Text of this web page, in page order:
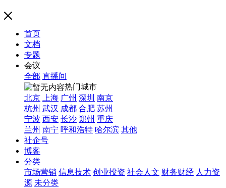
首页
文档
专题
会议
全部 直播间
热门城市
北京
上海 广州 深圳 南京
杭州 武汉 成都 合肥 苏州
宁波 西安 长沙 郑州 重庆
兰州 南宁 呼和浩特 哈尔滨 其他
社企号
博客
分类
市场营销 信息技术 创业投资 社会人文 财务财经 人力资
源 未分类